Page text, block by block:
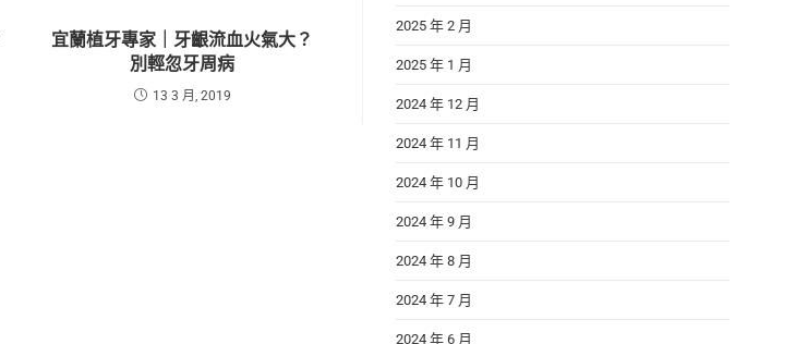
宜蘭植牙專家｜牙齦流血火氣大？
別輕忽牙周病
13 3 月, 2019
2025 年 2 月
2025 年 1 月
2024 年 12 月
2024 年 11 月
2024 年 10 月
2024 年 9 月
2024 年 8 月
2024 年 7 月
2024 年 6 月